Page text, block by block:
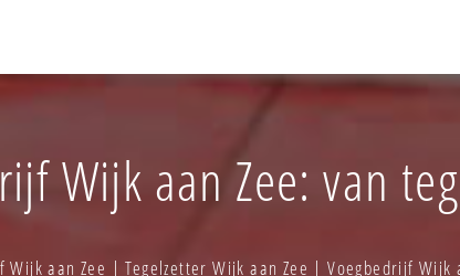
Wijk aan Zee: van
aan Zee | Tegelzetter Wijk aan Zee | Voegbedrijf